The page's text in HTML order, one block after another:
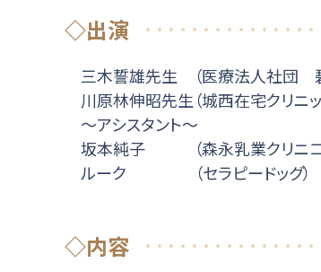
◇出演
三木誓雄先生 （医療法人社団
川原林伸昭先生（城西在宅クリニ
～アシスタント～
坂本純子 （森永乳業クリニコ
ルーク （セラピードッグ）
◇内容